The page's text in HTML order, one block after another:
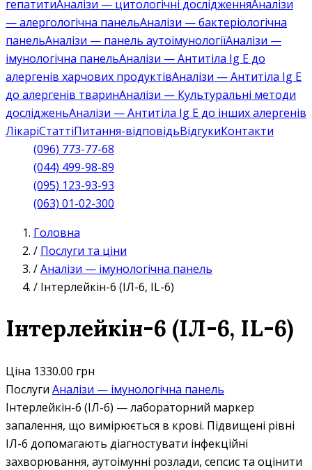
гепатитиАналізи — цитологічні дослідженняАналізи
— алергологічна панельАналізи — бактеріологічна
панельАналізи — панель аутоімунологіїАналізи —
імунологічна панельАналізи — Антитіла Ig E до
алергенів харчових продуктівАналізи — Антитіла Ig E
до алергенів тваринАналізи — Культуральні методи
дослідженьАналізи — Антитіла Ig E до інших алергенів
ЛікаріСтаттіПитання-відповідьВідгукиКонтакти
(096) 773-77-68
(044) 499-98-89
(095) 123-93-93
(063) 01-02-300
Головна
/ Послуги та ціни
/Аналізи — імунологічна панель
/ Інтерлейкін-6 (ІЛ-6, IL-6)
Інтерлейкін-6 (ІЛ-6, IL-6)
Ціна 1330.00 грн
Послуги Аналізи — імунологічна панель
Інтерлейкін-6 (ІЛ-6) — лабораторний маркер
запалення, що вимірюється в крові. Підвищені рівні
ІЛ-6 допомагають діагностувати інфекційні
захворювання, аутоімунні розлади, сепсис та оцінити